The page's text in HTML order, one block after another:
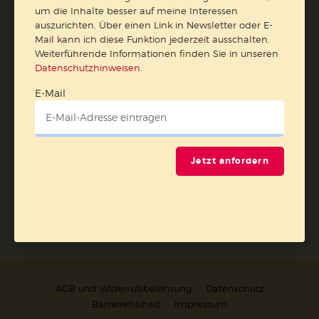
meine Interessen auszurichten. Über einen Link in
Newsletter oder E-Mail kann ich diese Funktion jederzeit
ausschalten.
Weiterführende Informationen finden Sie in unseren
Datenschutzhinweisen.
E-Mail
AGB und Widerrufsbelehrung
Datenschutz
Barrierefreiheit
Impressum
um die Inhalte besser auf meine Interessen
auszurichten. Über einen Link in Newsletter oder E-
Mail kann ich diese Funktion jederzeit ausschalten.
Weiterführende Informationen finden Sie in unseren
Datenschutzhinweisen
E-Mail
Jetzt anfordern